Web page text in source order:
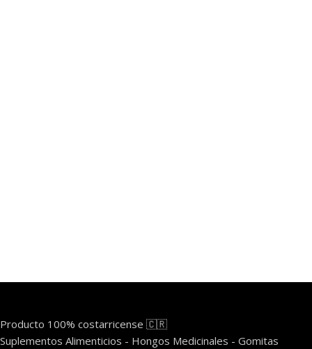
Producto 100% costarricense 🇨🇷
Suplementos Alimenticios - Hongos Medicinales - Gomitas